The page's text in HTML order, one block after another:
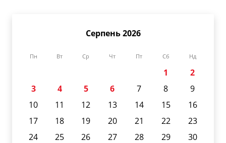
Серпень 2026
Пн Вт Ср Чт Пт Сб Нд
1
2
3
4 5 6 7 8
9
10
11 12 13 14 15
16
17
18 19 20 21 22
23
24
25 26 27 28 29
30